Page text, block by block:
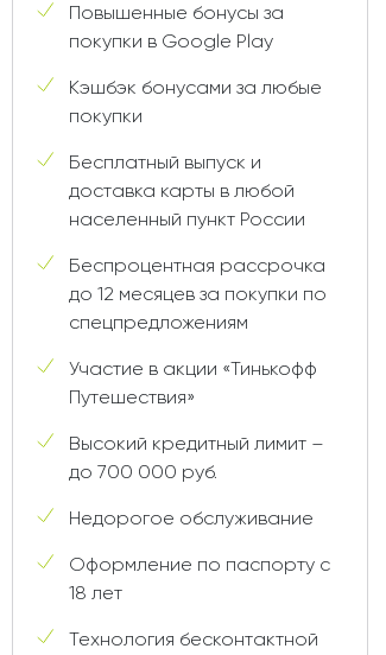
Повышенные бонусы за
покупки в Google Play
Кэшбэк бонусами за любые
покупки
Бесплатный выпуск и
доставка карты в любой
населенный пункт России
Беспроцентная рассрочка
до 12 месяцев за покупки по
спецпредложениям
Участие в акции «Тинькофф
Путешествия»
Высокий кредитный лимит –
до 700 000 руб.
Недорогое обслуживание
Оформление по паспорту с
18 лет
Технология бесконтактной